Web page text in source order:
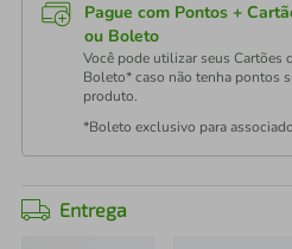
Pague com Pontos +
ou Boleto
Você pode utilizar seus Cartões
Boleto* caso não tenha pontos
produto.
*Boleto exclusivo para
Entrega